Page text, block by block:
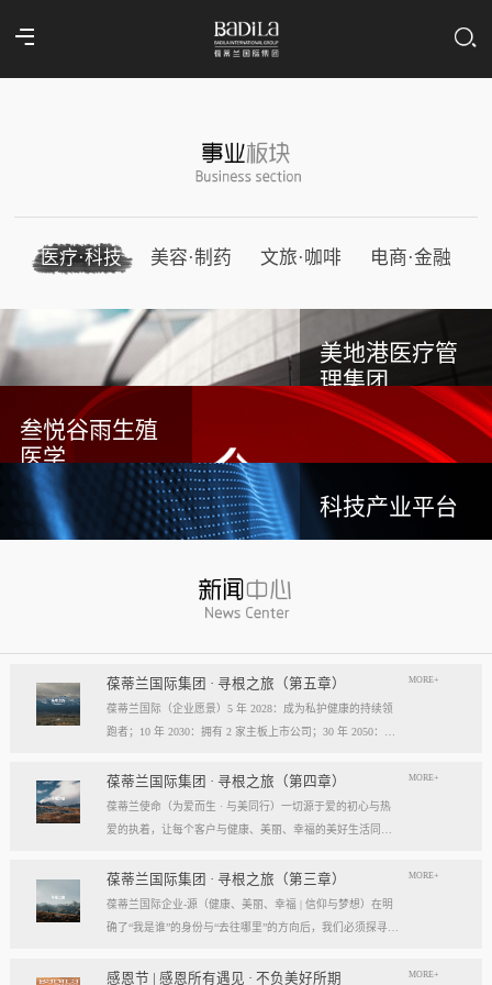
医疗·科技 美容·制药 文旅·咖啡 电商·金融
美地港医疗管
理集团
叁悦谷雨生殖
医学
科技产业平台
葆蒂兰国际集团 · 寻根之旅（第五章）
葆蒂兰国际（企业愿景）5 年 2028：成为私护健康的持续领
跑者；10 年 2030：拥有 2 家主板上市公司；30 年 2050：成
葆蒂兰国际立志成为健康产业中一个响亮的中国品牌。我们
以“为爱而生，与美同行”为使命，绘制出一幅清晰而雄心勃
勃的发展蓝图，旨在以坚实的步伐，从专业的深度走向事业
028 | 5年愿景）成为“私护健康领域的持续领跑者”· 定位： 我
MORE+
葆蒂兰国际集团 · 寻根之旅（第四章）
葆蒂兰使命（为爱而生 · 与美同行）一切源于爱的初心与热
爱的执着，让每个客户与健康、美丽、幸福的美好生活同
双翼“爱的初心”与“热爱的执着”，共同构成了葆蒂兰的精神内
核与力量源泉，二者如同呼吸，一呼一吸，生生不息。爱的
初心，是我们的根脉与方向。它是最初那份纯粹的善意、利
MORE+
葆蒂兰国际集团 · 寻根之旅（第三章）
葆蒂兰国际企业-源（健康、美丽、幸福 | 信仰与梦想）在明
确了“我是谁”的身份与“去往哪里”的方向后，我们必须探寻滋
格局与能量。它，就是葆蒂兰的“源”——我们一切思想与行
MORE+
感恩节 | 感恩所有遇见 · 不负美好所期 MORE+